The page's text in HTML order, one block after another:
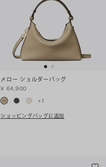
メロー ショルダーバッグ
¥ 64,900
+1
ショッピングバッグに追加